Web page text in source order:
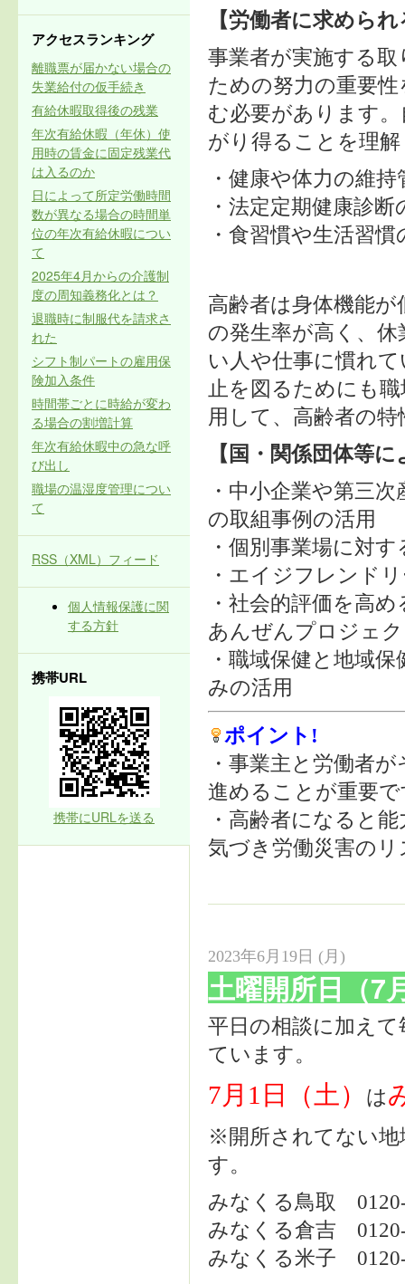
アクセスランキング
離職票が届かない場合の
失業給付の仮手続き
有給休暇取得後の残業
年次有給休暇（年休）使
用時の賃金に固定残業代
は入るのか
日によって所定労働時間
数が異なる場合の時間単
位の年次有給休暇につい
て
2025年4月からの介護制
度の周知義務化とは？
退職時に制服代を請求さ
れた
シフト制パートの雇用保
険加入条件
時間帯ごとに時給が変わ
る場合の割増計算
年次有給休暇中の急な呼
び出し
職場の温湿度管理につい
て
RSS（XML）フィード
個人情報保護に関
する方針
携帯URL
携帯にURLを送る
【労働者に求めら
事業者が実施する
ための努力の重要
む必要があります
がり得ることを理
・健康や体力の維
・法定定期健康診
・食習慣や
高齢者は身体機能
の発生率が高く、
い人や仕事に慣れ
止を図るためにも
用して、高齢者の
【国・関係団体等
・中小企業や第三
の取組事例の活用
・個別事業場に対
・エイジフレンド
・社会的評価を高
あんぜんプロジェ
・職域保健と地域
みの活用
ポイント!
・事業主と労働者
進めることが重要で
・高齢者になると
気づき労働災害の
2023年6月19日 (月)
土曜開所日（7
平日の相談に加え
ています。
7月1日（土） は
※開所されてない地
す。
みなくる鳥取
みなくる倉吉
みなくる米子